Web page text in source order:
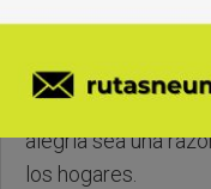
Les deseamos un
alegría sea una
los hogares.